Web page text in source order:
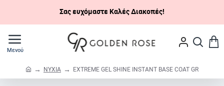
Σας ευχόμαστε Καλές Διακοπές!
ΝΥΧΙΑ EXTREME GEL SHINE INSTANT BASE COAT GR